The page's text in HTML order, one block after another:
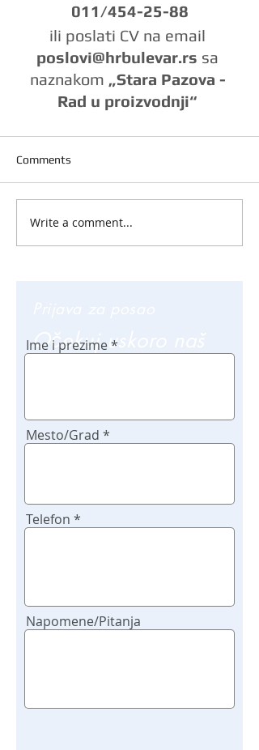
011/454-25-88
ili poslati CV na email
poslovi@hrbulevar.rs sa
naznakom „Stara Pazova -
Rad u proizvodnji“
Comments
Write a comment...
Očekuj uskoro naš
Ime i prezime
Mesto/Grad
Telefon
Napomene/Pitanja